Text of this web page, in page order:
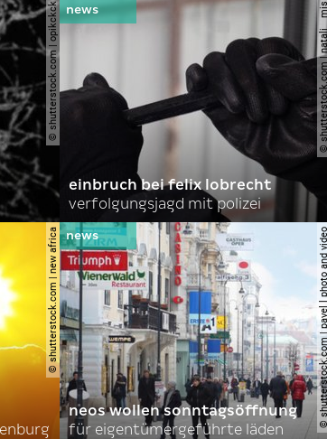
© shutterstock.com | opikckck ©
einbruch bei felix lobrecht
verfolgungsjagd mit polizei
© shutterstock.com | new africa ©
neos wollen sonntagsöffnung
für eigentümergeführte läden